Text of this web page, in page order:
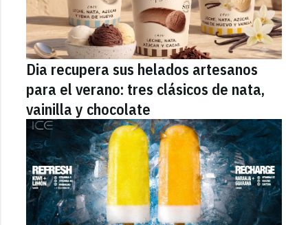
Dia recupera sus helados artesanos
para el verano: tres clásicos de nata,
vainilla y chocolate